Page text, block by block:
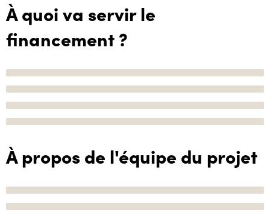
À quoi va servir le
financement ?
À propos de l'équipe du projet